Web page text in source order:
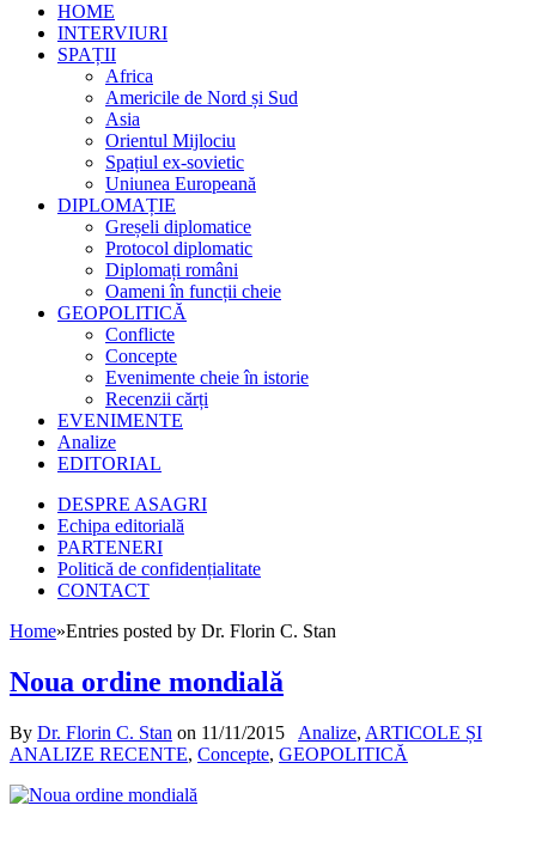
HOME
INTERVIURI
SPAȚII
Africa
Americile de Nord și Sud
Asia
Orientul Mijlociu
Spațiul ex-sovietic
Uniunea Europeană
DIPLOMAȚIE
Greșeli diplomatice
Protocol diplomatic
Diplomați români
Oameni în funcții cheie
GEOPOLITICĂ
Conflicte
Concepte
Evenimente cheie în istorie
Recenzii cărți
EVENIMENTE
Analize
EDITORIAL
DESPRE ASAGRI
Echipa editorială
PARTENERI
Politică de confidențialitate
CONTACT
Home»Entries posted by Dr. Florin C. Stan
Noua ordine mondială
By Dr. Florin C. Stan on 11/11/2015 Analize, ARTICOLE ȘI
ANALIZE RECENTE, Concepte, GEOPOLITICĂ